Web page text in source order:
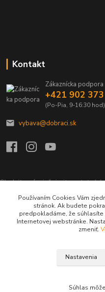
Kontakt
Zákaznícka podpora
+421 902
(Po-Pia, 9-16:30 hod)
vybava@dobraci.sk
Sledujte nás, inšpirujte
Copyright ©2015 - 2023
Používaním Cookies Vám
stránok. Ak budete
predpokladáme, že súhlasíte
Internetovej webstránke.
zmeniť.
Nastavenia
Súhlas